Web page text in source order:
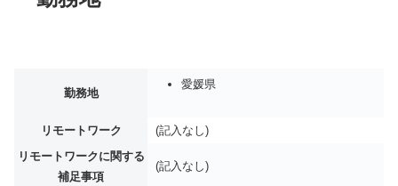
勤務地
愛媛県
リモートワーク
(記入なし)
リモートワークに関する
補足事項
(記入なし)